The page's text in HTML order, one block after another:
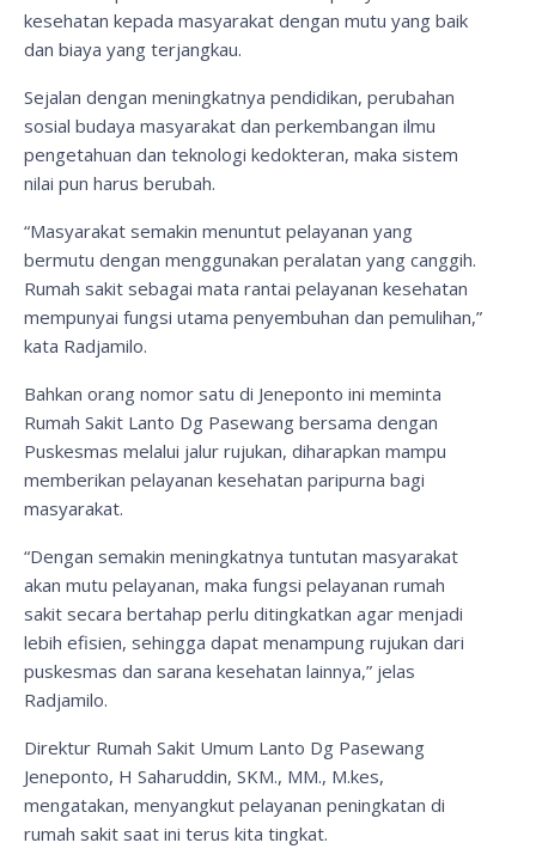
kesehatan kepada masyarakat dengan mutu yang baik
dan biaya yang terjangkau.
Sejalan dengan meningkatnya pendidikan, perubahan
sosial budaya masyarakat dan perkembangan ilmu
pengetahuan dan teknologi kedokteran, maka sistem
nilai pun harus berubah.
“Masyarakat semakin menuntut pelayanan yang
bermutu dengan menggunakan peralatan yang canggih.
Rumah sakit sebagai mata rantai pelayanan kesehatan
mempunyai fungsi utama penyembuhan dan pemulihan,”
kata Radjamilo.
Bahkan orang nomor satu di Jeneponto ini meminta
Rumah Sakit Lanto Dg Pasewang bersama dengan
Puskesmas melalui jalur rujukan, diharapkan mampu
memberikan pelayanan kesehatan paripurna bagi
masyarakat.
“Dengan semakin meningkatnya tuntutan masyarakat
akan mutu pelayanan, maka fungsi pelayanan rumah
sakit secara bertahap perlu ditingkatkan agar menjadi
lebih efisien, sehingga dapat menampung rujukan dari
puskesmas dan sarana kesehatan lainnya,” jelas
Radjamilo.
Direktur Rumah Sakit Umum Lanto Dg Pasewang
Jeneponto, H Saharuddin, SKM., MM., M.kes,
mengatakan, menyangkut pelayanan peningkatan di
rumah sakit saat ini terus kita tingkat.